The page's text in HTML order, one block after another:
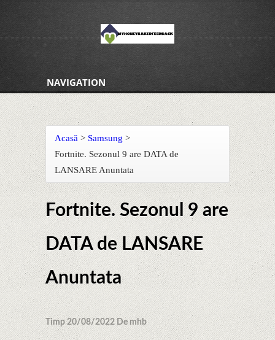
NAVIGATION
Acasă > Samsung >
Fortnite. Sezonul 9 are DATA de
LANSARE Anuntata
Fortnite. Sezonul 9 are
DATA de LANSARE
Anuntata
Timp 20/08/2022 De mhb